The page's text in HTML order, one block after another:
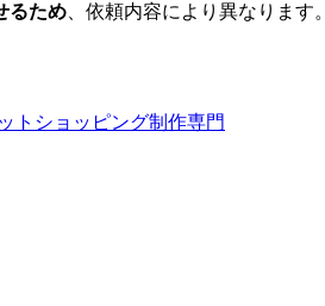
るため 、依頼内容により異なります。
トショッピング制作専門